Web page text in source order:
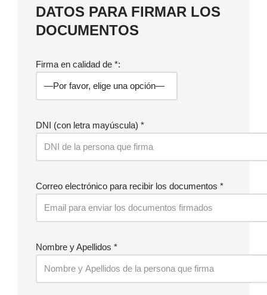
DATOS PARA FIRMAR LOS
DOCUMENTOS
Firma en calidad de *:
DNI (con letra mayúscula) *
Correo electrónico para recibir los documentos *
Nombre y Apellidos *